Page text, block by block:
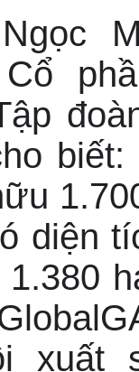
biết:
diện
xuất